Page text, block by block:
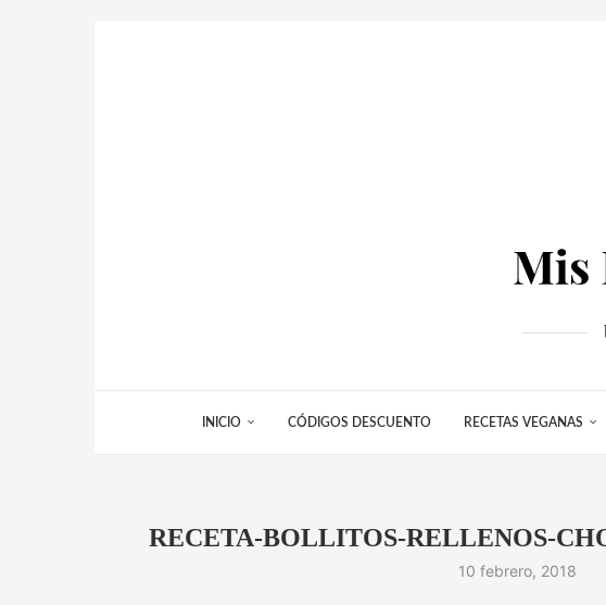
INICIO CÓDIGOS DESCUENTO RECETAS VEGANAS
RECETA-BOLLITOS-RELLENOS-
10 febrero, 2018